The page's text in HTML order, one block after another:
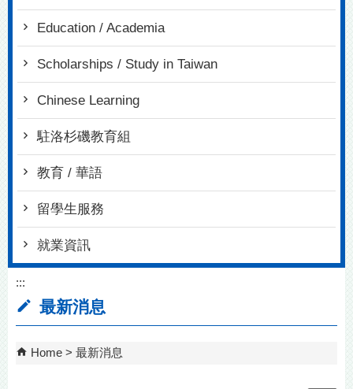
Education / Academia
Scholarships / Study in Taiwan
Chinese Learning
駐洛杉磯教育組
教育 / 華語
留學生服務
就業資訊
:::
最新消息
Home 最新消息